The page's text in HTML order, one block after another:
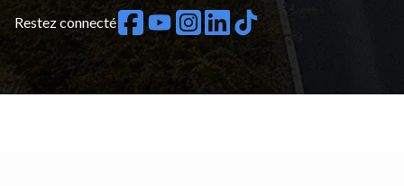
Restez connecté